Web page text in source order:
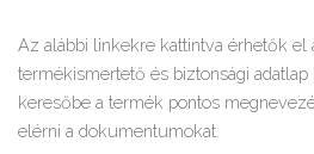
Az alábbi linkekre kattintva érhetők el
termékismertető és biztonsági
keresőbe a termék pontos
elérni a dokumentumokat.